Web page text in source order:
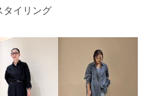
タイリング